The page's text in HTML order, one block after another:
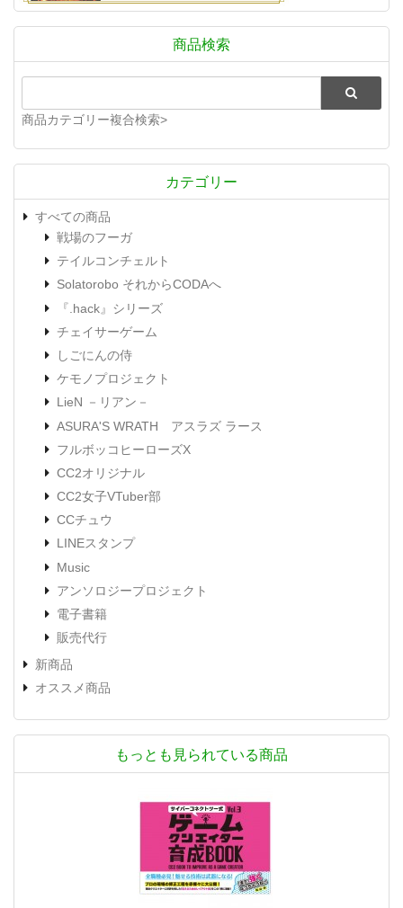
商品検索
商品カテゴリー複合検索>
カテゴリー
すべての商品
戦場のフーガ
テイルコンチェルト
Solatorobo それからCODAへ
『.hack』シリーズ
チェイサーゲーム
しごにんの侍
ケモノプロジェクト
LieN －リアン－
ASURA'S WRATH アスラズ ラース
フルボッコヒーローズX
CC2オリジナル
CC2女子VTuber部
CCチュウ
LINEスタンプ
Music
アンソロジープロジェクト
電子書籍
販売代行
新商品
オススメ商品
もっとも見られている商品